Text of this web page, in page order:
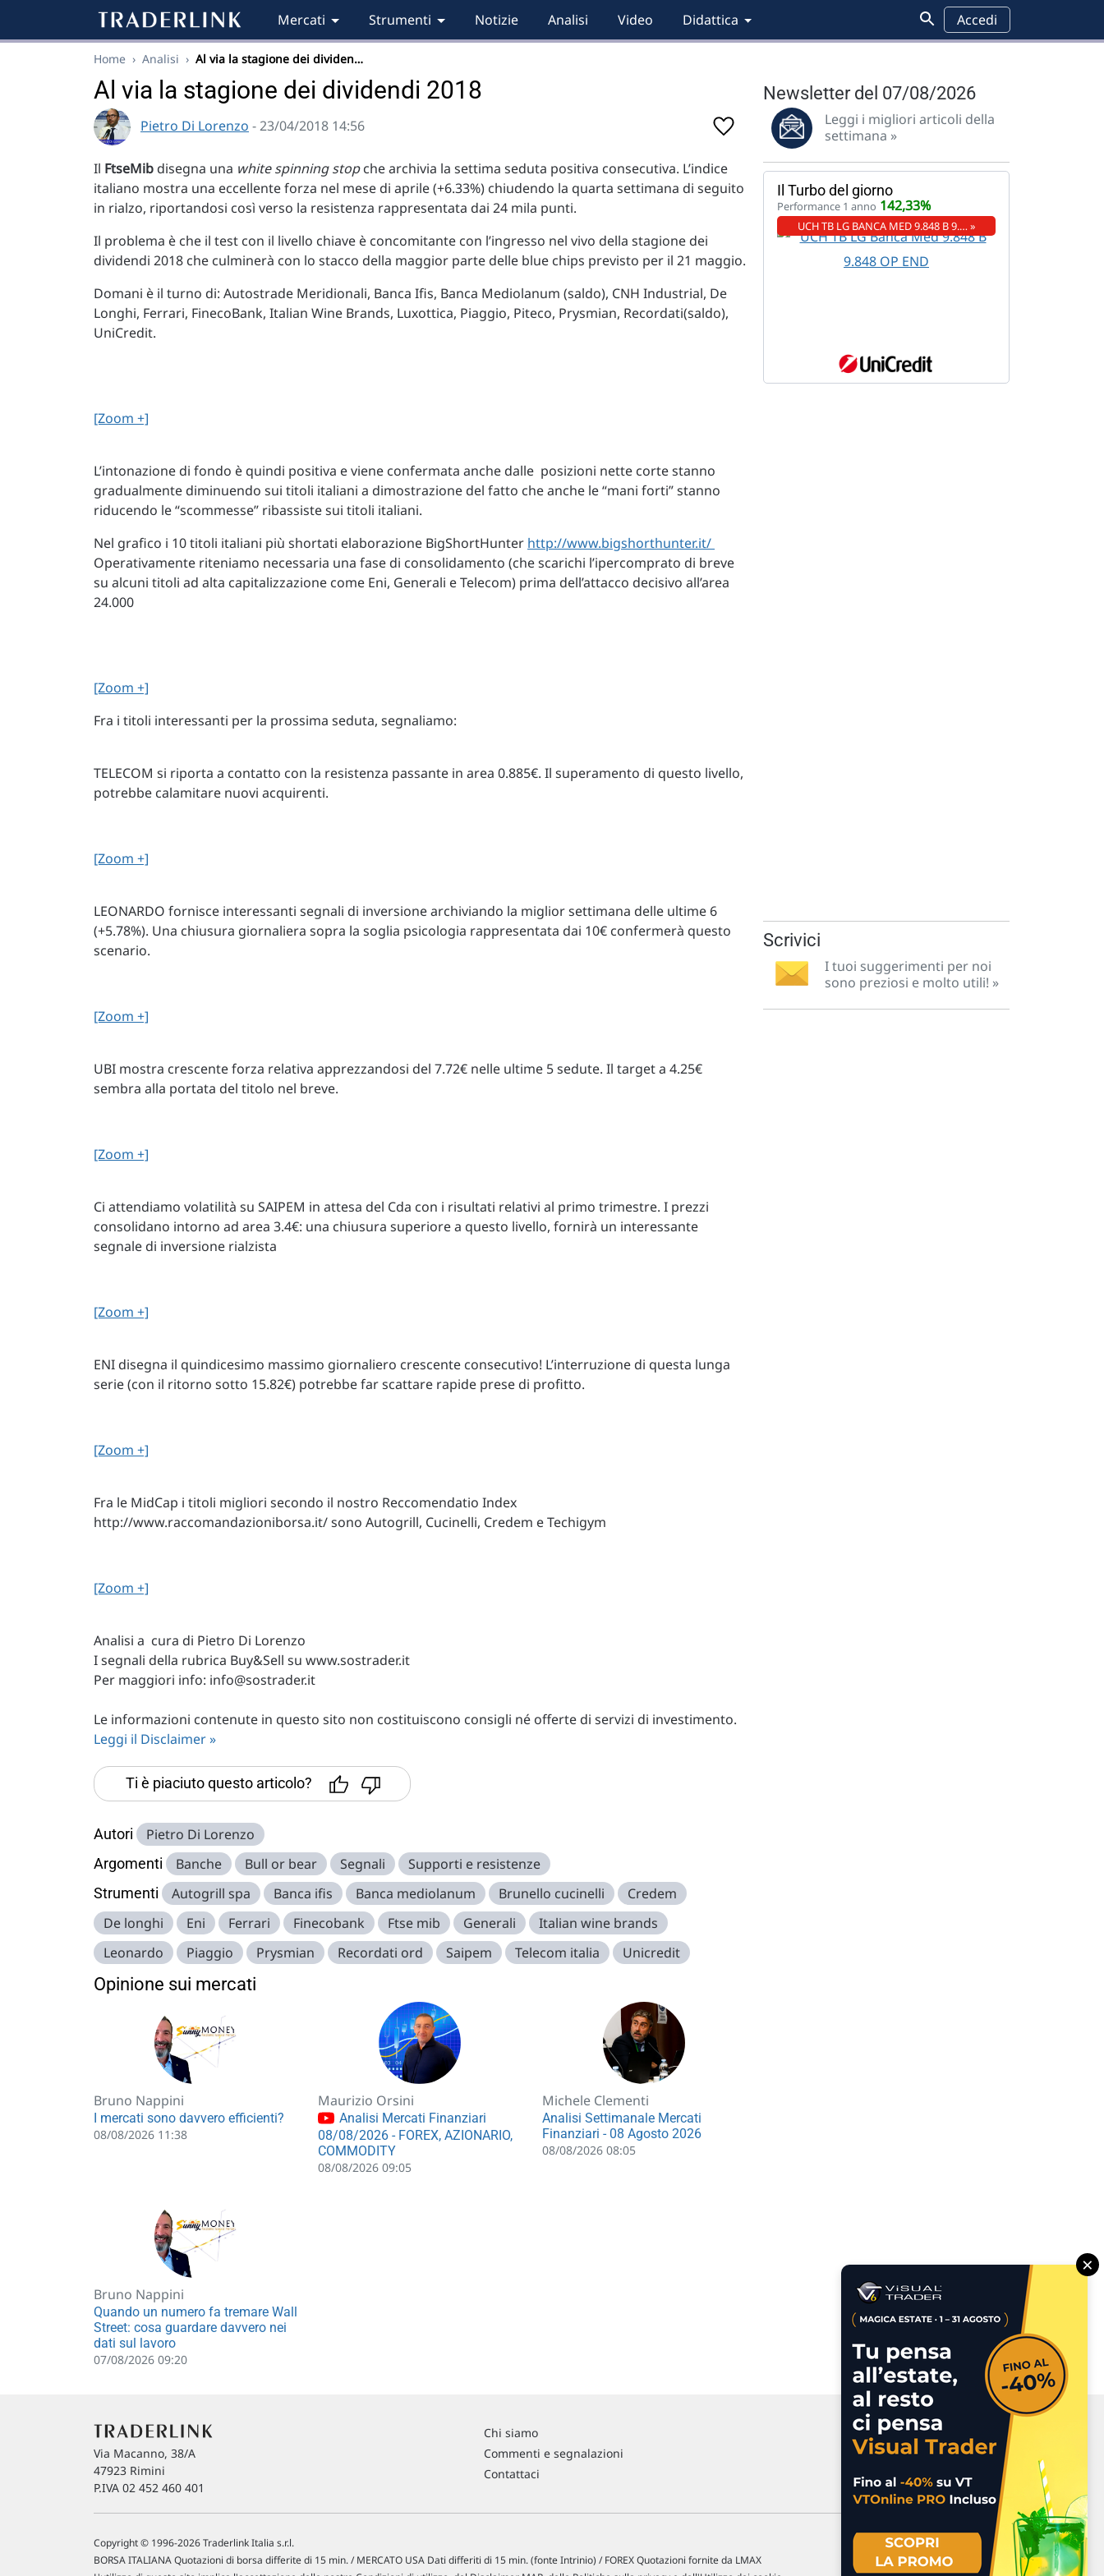
Mercati Strumenti Notizie Analisi Video Didattica Accedi
Home › Analisi › Al via la stagione dei dividen…
Al via la stagione dei dividendi 2018
Pietro Di Lorenzo - 23/04/2018 14:56
Il FtseMib disegna una white spinning stopche archivia la settima seduta positiva consecutiva. L’indice
italiano mostra una eccellente forza nel mese di aprile (+6.33%) chiudendo la quarta settimana di seguito
in rialzo, riportandosi così verso la resistenza rappresentata dai 24 mila punti.
Il problema è che il test con il livello chiave è concomitante con l’ingresso nel vivo della stagione dei
dividendi 2018 che culminerà con lo stacco della maggior parte delle blue chips previsto per il 21 maggio.
Domani è il turno di: Autostrade Meridionali, Banca Ifis, Banca Mediolanum (saldo), CNH Industrial, De
Longhi, Ferrari, FinecoBank, Italian Wine Brands, Luxottica, Piaggio, Piteco, Prysmian, Recordati(saldo),
UniCredit.
[Zoom +]
L’intonazione di fondo è quindi positiva e viene confermata anche dalle posizioni nette corte stanno
gradualmente diminuendo sui titoli italiani a dimostrazione del fatto che anche le “mani forti” stanno
riducendo le “scommesse” ribassiste sui titoli italiani.
Nel grafico i 10 titoli italiani più shortati elaborazione BigShortHunter http://www.bigshorthunter.it/
Operativamente riteniamo necessaria una fase di consolidamento (che scarichi l’ipercomprato di breve
su alcuni titoli ad alta capitalizzazione come Eni, Generali e Telecom) prima dell’attacco decisivo all’area
24.000
[Zoom +]
Fra i titoli interessanti per la prossima seduta, segnaliamo:
TELECOM si riporta a contatto con la resistenza passante in area 0.885€. Il superamento di questo livello,
potrebbe calamitare nuovi acquirenti.
[Zoom +]
LEONARDO fornisce interessanti segnali di inversione archiviando la miglior settimana delle ultime 6
(+5.78%). Una chiusura giornaliera sopra la soglia psicologia rappresentata dai 10€ confermerà questo
scenario.
[Zoom +]
UBI mostra crescente forza relativa apprezzandosi del 7.72€ nelle ultime 5 sedute. Il target a 4.25€
sembra alla portata del titolo nel breve.
[Zoom +]
Ci attendiamo volatilità su SAIPEM in attesa del Cda con i risultati relativi al primo trimestre. I prezzi
consolidano intorno ad area 3.4€: una chiusura superiore a questo livello, fornirà un interessante
segnale di inversione rialzista
[Zoom +]
ENI disegna il quindicesimo massimo giornaliero crescente consecutivo! L’interruzione di questa lunga
serie (con il ritorno sotto 15.82€) potrebbe far scattare rapide prese di profitto.
[Zoom +]
Fra le MidCap i titoli migliori secondo il nostro Reccomendatio Index
http://www.raccomandazioniborsa.it/ sono Autogrill, Cucinelli, Credem e Techigym
[Zoom +]
Analisi a cura di Pietro Di Lorenzo
I segnali della rubrica Buy&Sell su www.sostrader.it
Per maggiori info: info@sostrader.it
Le informazioni contenute in questo sito non costituiscono consigli né offerte di servizi di investimento.
Leggi il Disclaimer »
Ti è piaciuto questo articolo?
Autori Pietro Di Lorenzo
Argomenti Banche Bull or bear Segnali Supporti e resistenze
Strumenti Autogrill spa Banca ifis Banca mediolanum Brunello cucinelli
Credem
De longhi
Eni Ferrari Finecobank Ftse mib Generali
Italian wine brands
Leonardo
Piaggio Prysmian Recordati ord Saipem Telecom italia Unicredit
Opinione sui mercati
Bruno Nappini
I mercati sono davvero efficienti?
08/08/2026 11:38
Maurizio Orsini
Analisi Mercati Finanziari
08/08/2026 - FOREX, AZIONARIO,
COMMODITY
08/08/2026 09:05
Michele Clementi
Analisi Settimanale Mercati
Finanziari - 08 Agosto 2026
08/08/2026 08:05
Bruno Nappini
Quando un numero fa tremare Wall
Street: cosa guardare davvero nei
dati sul lavoro
07/08/2026 09:20
Newsletter del 07/08/2026
Leggi i migliori articoli della
settimana »
Il Turbo del giorno
Performance 1 anno 142,33%
UCH TB LG BANCA MED 9.848 B 9.… »
Scrivici
I tuoi suggerimenti per noi
sono preziosi e molto utili! »
Via Macanno, 38/A
47923 Rimini
P.IVA 02 452 460 401
Chi siamo
Commenti e segnalazioni
Contattaci
Copyright © 1996-2026 Traderlink Italia s.r.l.
BORSA ITALIANA Quotazioni di borsa differite di 15 min. / MERCATO USA Dati differiti di 15 min. (fonte Intrinio) / FOREX Quotazioni fornite da LMAX
×